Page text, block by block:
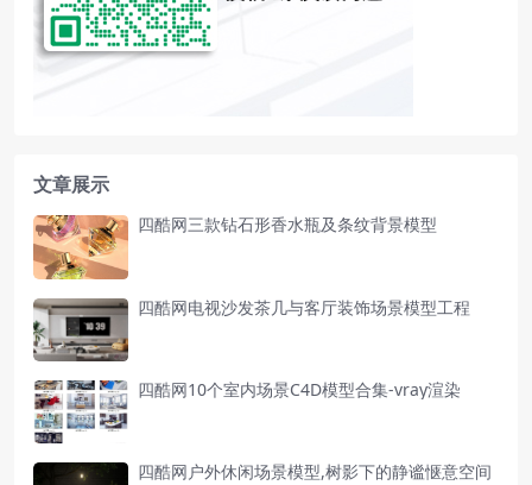
文章展示
四酷网三款钻石形香水瓶及条纹背景模型
四酷网电视沙发茶几与客厅装饰场景模型工程
四酷网10个室内场景C4D模型合集-vray渲染
四酷网户外休闲场景模型,树影下的静谧惬意空间